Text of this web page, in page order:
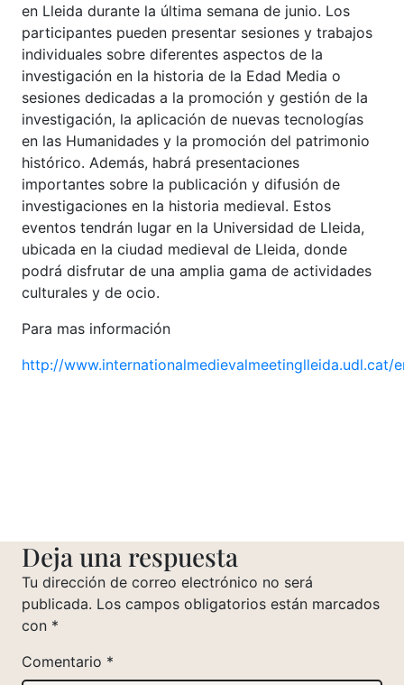
en Lleida durante la última semana de junio. Los
participantes pueden presentar sesiones y trabajos
individuales sobre diferentes aspectos de la
investigación en la historia de la Edad Media o
sesiones dedicadas a la promoción y gestión de la
investigación, la aplicación de nuevas tecnologías
en las Humanidades y la promoción del patrimonio
histórico. Además, habrá presentaciones
importantes sobre la publicación y difusión de
investigaciones en la historia medieval. Estos
eventos tendrán lugar en la Universidad de Lleida,
ubicada en la ciudad medieval de Lleida, donde
podrá disfrutar de una amplia gama de actividades
culturales y de ocio.
Para mas información
http://www.internationalmedievalmeetinglleida.udl.cat/
Deja una respuesta
Tu dirección de correo electrónico no será
publicada. Los campos obligatorios están marcados
con *
Comentario *